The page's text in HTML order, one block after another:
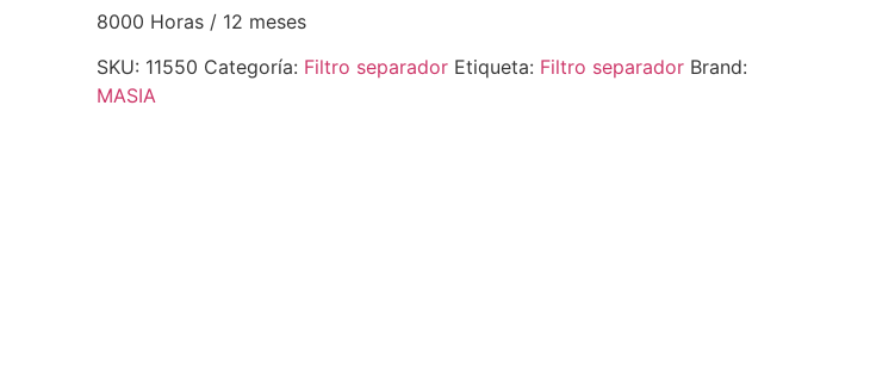
8000 Horas / 12 meses
SKU: 11550 Categoría: Filtro separador Etiqueta: Filtro separador Brand:
MASIA